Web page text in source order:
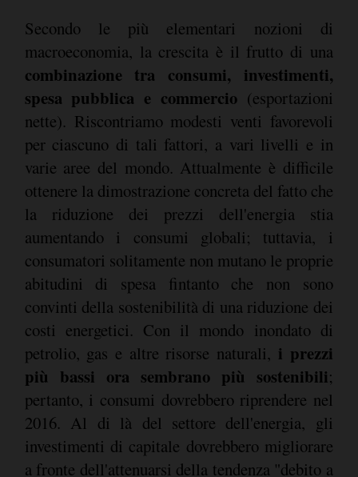
Secondo le più elementari nozioni di
macroeconomia, la crescita è il frutto di una
combinazione tra consumi, investimenti,
spesa pubblica e commercio(esportazioni
nette). Riscontriamo modesti venti favorevoli
per ciascuno di tali fattori, a vari livelli e in
varie aree del mondo. Attualmente è difficile
ottenere la dimostrazione concreta del fatto che
la riduzione dei prezzi dell'energia stia
aumentando i consumi globali; tuttavia, i
consumatori solitamente non mutano le proprie
abitudini di spesa fintanto che non sono
convinti della sostenibilità di una riduzione dei
costi energetici. Con il mondo inondato di
petrolio, gas e altre risorse naturali, i prezzi
più bassi ora sembrano più sostenibili;
pertanto, i consumi dovrebbero riprendere nel
2016. Al di là del settore dell'energia, gli
investimenti di capitale dovrebbero migliorare
a fronte dell'attenuarsi della tendenza "debito a